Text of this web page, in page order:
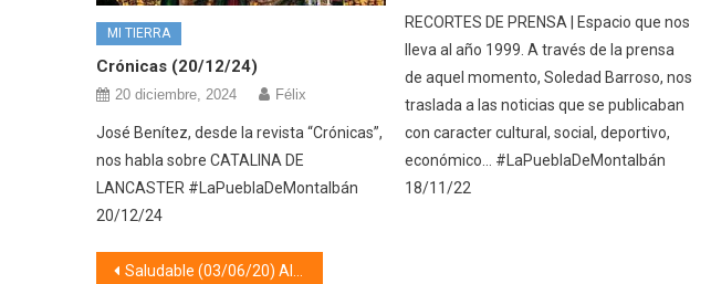
MI TIERRA
Crónicas (20/12/24)
20 diciembre, 2024 Félix
José Benítez, desde la revista “Crónicas”,
nos habla sobre CATALINA DE
LANCASTER #LaPueblaDeMontalbán
20/12/24
RECORTES DE PRENSA | Espacio que nos
lleva al año 1999. A través de la prensa
de aquel momento, Soledad Barroso, nos
traslada a las noticias que se publicaban
con caracter cultural, social, deportivo,
económico… #LaPueblaDeMontalbán
18/11/22
Navegación
Saludable (03/06/20) Alergia estacional